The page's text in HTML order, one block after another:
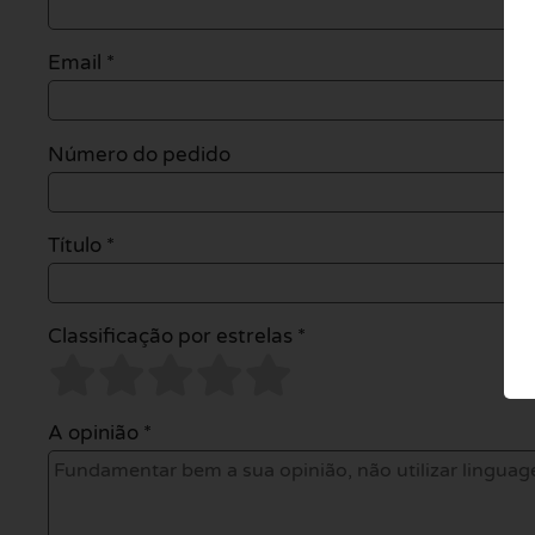
Email *
Número do pedido
Título *
Classificação por estrelas *
A opinião *